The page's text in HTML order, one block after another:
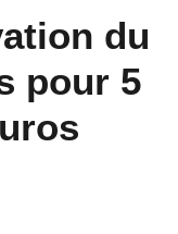
du
pour 5